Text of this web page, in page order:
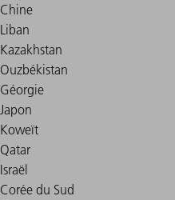
Chine
Liban
Kazakhstan
Ouzbékistan
Géorgie
Japon
Koweït
Qatar
Israël
Corée du Sud